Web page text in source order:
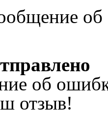
об
об
отзыв!